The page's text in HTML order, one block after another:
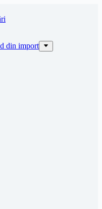
din import